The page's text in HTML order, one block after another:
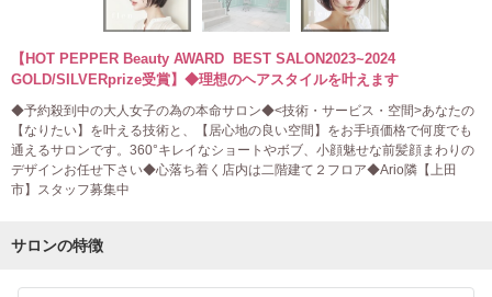
【HOT PEPPER Beauty AWARD BEST SALON2023~2024
GOLD/SILVERprize受賞】◆理想のヘアスタイルを叶えます
◆予約殺到中の大人女子の為の本命サロン◆<技術・サービス・空間>あなたの
【なりたい】を叶える技術と、【居心地の良い空間】をお手頃価格で何度でも
通えるサロンです。360°キレイなショートやボブ、小顔魅せな前髪顔まわりの
デザインお任せ下さい◆心落ち着く店内は二階建て２フロア◆Ario隣【上田
市】スタッフ募集中
サロンの特徴